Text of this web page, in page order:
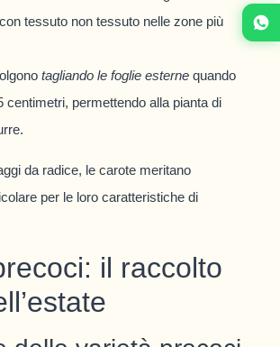
tessuto non tessuto nelle zone più
tagliando le foglie esterne quando
centimetri, permettendo alla pianta di
da radice, le carote meritano
per le loro caratteristiche di
il raccolto